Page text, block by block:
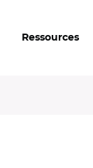
Ressources